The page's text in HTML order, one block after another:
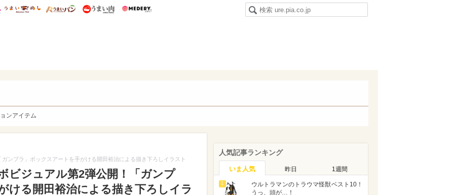
研 ディズニー特集
mimot. うまいめし うまいパン うまい肉
ンアイテム
ンプラ」ボックスアートを手がける開田裕治による描き下ろしイラスト
ビジュアル第2弾公開！「ガンプ
ける開田裕治による描き下ろしイラ
人気記事ランキング
いま人気 昨日 1週間
1
ウルトラマンのトラウマ怪獣ベスト10！
うっ、頭が…！